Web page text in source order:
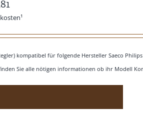
kompatibel für folgende Hersteller Saeco
Sie alle nötigen informationen ob ihr Modell